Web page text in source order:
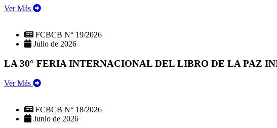
Ver Más
FCBCB N° 19/2026
Julio de 2026
LA 30° FERIA INTERNACIONAL DEL LIBRO DE LA PAZ
Ver Más
FCBCB N° 18/2026
Junio de 2026